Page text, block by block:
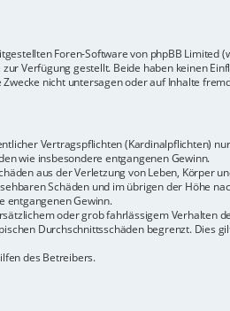
Foren-Software von phpBB Limited
Verfügung gestellt. Beide haben keinen
nicht untersagen oder auf Inhalte
Vertragspflichten (Kardinalpflichten)
wie insbesondere entgangenen Gewinn.
aus der Verletzung von Leben, Körper
Schäden und im übrigen der Höhe
entgangenen Gewinn.
oder grob fahrlässigem Verhalten
Durchschnittsschäden begrenzt. Dies
des Betreibers.